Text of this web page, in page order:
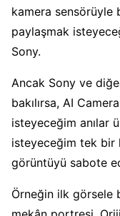
kamera sensörüyle
paylaşmak
Sony.
Ancak Sony ve
bakılırsa, AI
isteyeceğim anılar
isteyeceğim tek bir
görüntüyü sabote
Örneğin ilk görsele